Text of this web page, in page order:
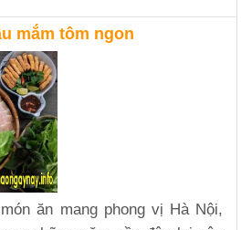
mắm tôm ngon
ăn mang phong vị Hà Nội,